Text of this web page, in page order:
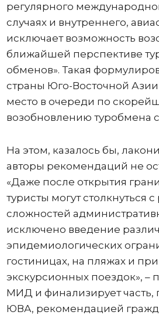
регулярного
случаях и внутреннего,
исключает возможность
ближайшей перспективе
обменов». Такая
страны Юго-Восточной
место в очереди по
возобновлению туробмена
На этом, казалось бы,
авторы рекомендаций не
«Даже после открытия
туристы могут столкнуться
сложностей
исключено введение
эпидемиологических
гостиницах, на пляжах и
экскурсионных поездок», –
МИД и финализирует
ЮВА, рекомендацией